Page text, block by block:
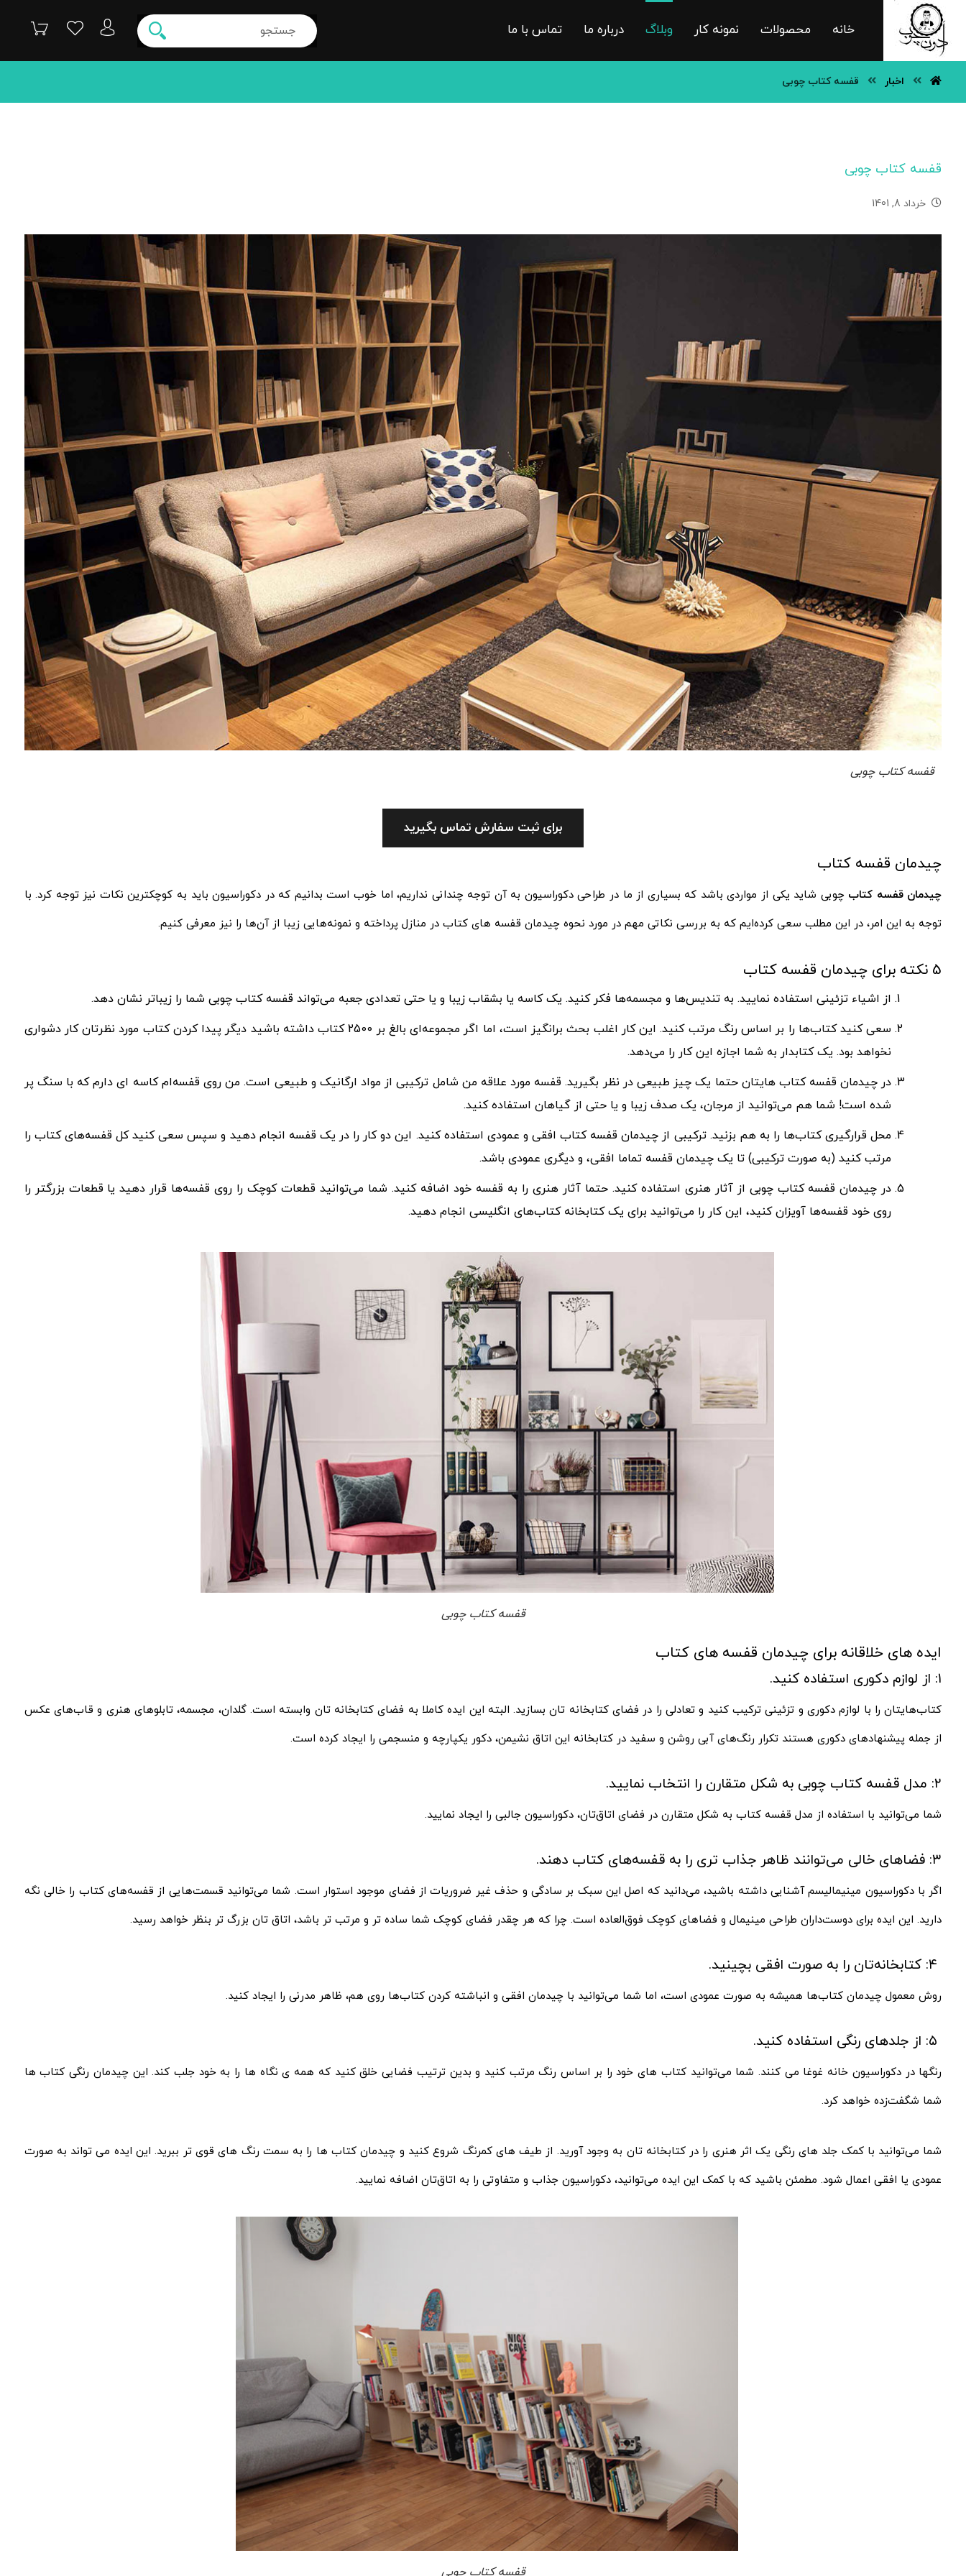
خانه محصولات نمونه کار وبلاگ درباره ما تماس با ما
اخبار قفسه کتاب چوبی
قفسه کتاب چوبی
خرداد 8, 1401
قفسه کتاب چوبی
برای ثبت سفارش تماس بگیرید
چیدمان قفسه کتاب
چیدمان قفسه کتاب چوبی شاید یکی از مواردی باشد که بسیاری از ما در طراحی دکوراسیون به آن توجه چندانی نداریم، اما خوب است بدانیم که در دکوراسیون باید به کوچکترین نکات نیز توجه کرد. با
توجه به این امر، در این مطلب سعی کرده‌ایم که به بررسی نکاتی مهم در مورد نحوه چیدمان قفسه‌ های کتاب در منازل پرداخته و نمونه‌هایی زیبا از آن‌ها را نیز معرفی کنیم.
5 نکته برای چیدمان قفسه کتاب
از اشیاء تزئینی استفاده نمایید. به تندیس‌ها و مجسمه‌ها فکر کنید. یک کاسه یا بشقاب زیبا و یا حتی تعدادی جعبه می‌تواند قفسه کتاب چوبی شما را زیباتر نشان دهد.
سعی کنید کتاب‌ها را بر اساس رنگ مرتب کنید. این کار اغلب بحث برانگیز است، اما اگر مجموعه‌ای بالغ بر 2500 کتاب داشته باشید دیگر پیدا کردن کتاب مورد نظرتان کار دشواری
نخواهد بود. یک کتابدار به شما اجازه این کار را می‌دهد.
در چیدمان قفسه کتاب‌ هایتان حتما یک چیز طبیعی در نظر بگیرید. قفسه مورد علاقه من شامل ترکیبی از مواد ارگانیک و طبیعی است. من روی قفسه‌ام کاسه‌ ای دارم که با سنگ پر
شده است! شما هم می‌توانید از مرجان، یک صدف زیبا و یا حتی از گیاهان استفاده کنید.
محل قرارگیری کتاب‌ها را به هم بزنید. ترکیبی از چیدمان قفسه کتاب افقی و عمودی استفاده کنید. این دو کار را در یک قفسه انجام دهید و سپس سعی کنید کل قفسه‌های کتاب را
مرتب کنید (به صورت ترکیبی) تا یک چیدمان قفسه تماما افقی، و دیگری عمودی باشد.
در چیدمان قفسه کتاب چوبی از آثار هنری استفاده کنید. حتما آثار هنری را به قفسه خود اضافه کنید. شما می‌توانید قطعات کوچک را روی قفسه‌ها قرار دهید یا قطعات بزرگتر را
روی خود قفسه‌ها آویزان کنید، این کار را می‌توانید برای یک کتابخانه کتاب‌های انگلیسی انجام دهید.
قفسه کتاب چوبی
ایده های خلاقانه برای چیدمان قفسه‌ های کتاب‌
۱: از لوازم دکوری استفاده کنید.
کتاب‌هایتان را با لوازم دکوری و تزئینی ترکیب کنید و تعادلی را در فضای کتابخانه‌ تان بسازید. البته این ایده کاملا به فضای کتابخانه‌ تان وابسته است. گلدان، مجسمه، تابلوهای هنری و قاب‌های عکس
از جمله پیشنهادهای دکوری هستند تکرار رنگ‌های آبی روشن و سفید در کتابخانه این اتاق نشیمن، دکور یکپارچه و منسجمی را ایجاد کرده است.
۲: مدل قفسه کتاب چوبی به شکل متقارن را انتخاب نمایید.
شما می‌توانید با استفاده از مدل قفسه کتاب به شکل متقارن در فضای اتاق‌تان، دکوراسیون جالبی را ایجاد نمایید.
۳: فضاهای خالی می‌توانند ظاهر جذاب‌ تری را به قفسه‌های کتاب دهند.
اگر با دکوراسیون مینیمالیسم آشنایی داشته باشید، می‌دانید که اصل این سبک بر سادگی و حذف غیر ضروریات از فضای موجود استوار است. شما می‌توانید قسمت‌هایی از قفسه‌های کتاب‌‌ را خالی نگه‌
دارید. این ایده برای دوست‌داران طراحی مینیمال و فضاهای کوچک فوق‌العاده است. چرا که هر چقدر فضای کوچک شما ساده‌ تر و مرتب‌ تر باشد، اتاق‌ تان بزرگ‌ تر بنظر خواهد رسید.
روش معمول چیدمان کتاب‌ها همیشه به صورت عمودی است، اما شما می‌توانید با چیدمان افقی و انباشته کردن کتاب‌ها روی هم، ظاهر مدرنی را ایجاد کنید.
رنگ‎ها در دکوراسیون خانه غوغا می‌ کنند. شما می‌توانید کتاب‌ های خود را بر اساس رنگ مرتب کنید و بدین ترتیب فضایی خلق کنید که همه‌ ی نگاه‌ ها را به خود جلب کند. این چیدمان رنگی کتاب‌ ها
شما شگفت‌زده خواهد کرد.
شما می‌توانید با کمک جلد های رنگی یک اثر هنری را در کتابخانه‌ تان به وجود آورید. از طیف‌ های کمرنگ شروع کنید و چیدمان کتاب‌ ها را به سمت رنگ‌ های قوی‌ تر ببرید. این ایده می‌ تواند به صورت
عمودی یا افقی اعمال شود. مطمئن باشید که با کمک این ایده می‌توانید، دکوراسیون جذاب و متفاوتی را به اتاق‌تان اضافه نمایید.
قفسه کتاب چوبی